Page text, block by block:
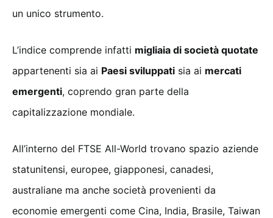
un unico strumento.
L’indice comprende infatti migliaia di società quotate
appartenenti sia ai Paesi sviluppati sia ai mercati
emergenti, coprendo gran parte della
capitalizzazione mondiale.
All’interno del FTSE All-World trovano spazio aziende
statunitensi, europee, giapponesi, canadesi,
australiane ma anche società provenienti da
economie emergenti come Cina, India, Brasile, Taiwan